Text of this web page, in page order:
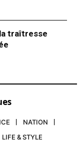
traîtresse
NATION
LIFE & STYLE